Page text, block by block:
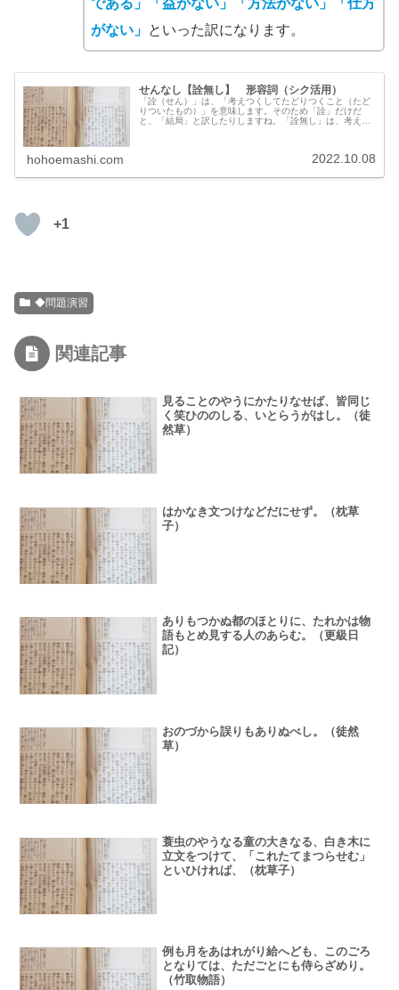
である」「益がない」「方法がない」「仕方
がない」 といった訳になります。
せんなし【詮無し】 形容詞（シク活用）
「詮（せん）」は、「考えつくしてたどりつくこと（たど
りついたもの）」を意味します。そのため「詮」だけだ
と、「結局」と訳したりしますね。「詮無し」は、考えつ
hohoemashi.com 2022.10.08
+1
◆問題演習
関連記事
見ることのやうにかたりなせば、皆同じ
く笑ひののしる、いとらうがはし。（徒
然草）
はかなき文つけなどだにせず。（枕草
子）
ありもつかぬ都のほとりに、たれかは物
語もとめ見する人のあらむ。（更級日
記）
おのづから誤りもありぬべし。（徒然
草）
蓑虫のやうなる童の大きなる、白き木に
立文をつけて、「これたてまつらせむ」
といひければ、（枕草子）
例も月をあはれがり給へども、このごろ
となりては、ただごとにも侍らざめり。
（竹取物語）